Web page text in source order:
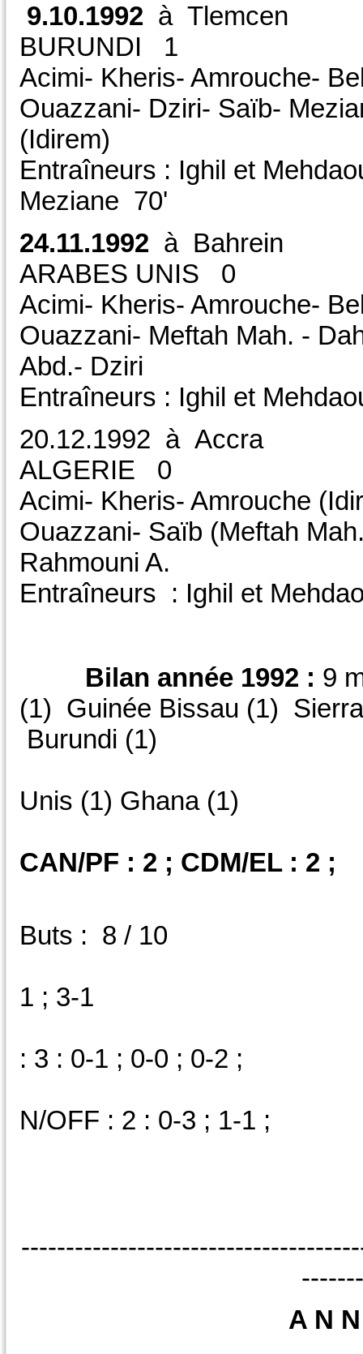
9.10.1992 à
BURUNDI 1
Acimi- Kheris- Amrouche-
Ouazzani- Dziri- Saïb-
(Idirem)
Entraîneurs : Ighil et
Meziane 70'
24.11.1992 à Bahrein
ARABES UNIS
Acimi- Kheris- Amrouche-
Ouazzani- Meftah Mah. -
Abd.- Dziri
Entraîneurs : Ighil et
20.12.1992 à
ALGERIE 0
Acimi- Kheris- Amrouche
Ouazzani- Saïb (Meftah
Rahmouni A.
Entraîneurs : Ighil et
Bilan année 1992 : 9
(1) Guinée Bissau (1)
Burundi (1)
Unis (1) Ghana (1)
CAN/PF : 2 ; CDM/EL : 2 ;
Buts : 8 / 10
1 ; 3-1
: 3 : 0-1 ; 0-0 ; 0-2 ;
N/OFF : 2 : 0-3 ; 1-1 ;
A N